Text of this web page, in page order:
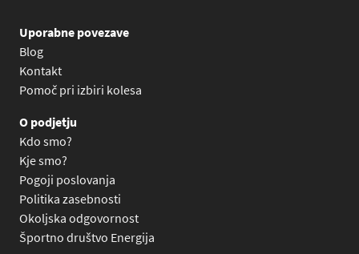
Uporabne povezave
Blog
Kontakt
Pomoč pri izbiri kolesa
O podjetju
Kdo smo?
Kje smo?
Pogoji poslovanja
Politika zasebnosti
Okoljska odgovornost
Športno društvo Energija